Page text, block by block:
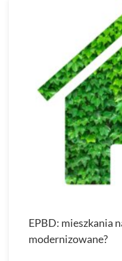
EPBD: mieszkania
modernizowane?